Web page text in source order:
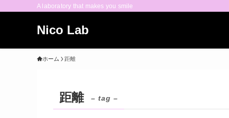
A laboratory that makes you smile
Nico Lab
ホーム 距離
距離 – tag –